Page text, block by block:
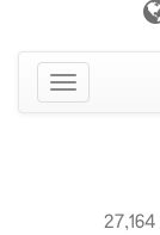
عرض
القائمة